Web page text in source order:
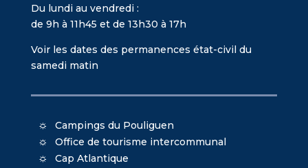
Du lundi au vendredi :
de 9h à 11h45 et de 13h30 à 17h
Voir les dates des permanences état-civil du
samedi matin
Campings du Pouliguen
Office de tourisme intercommunal
Cap Atlantique